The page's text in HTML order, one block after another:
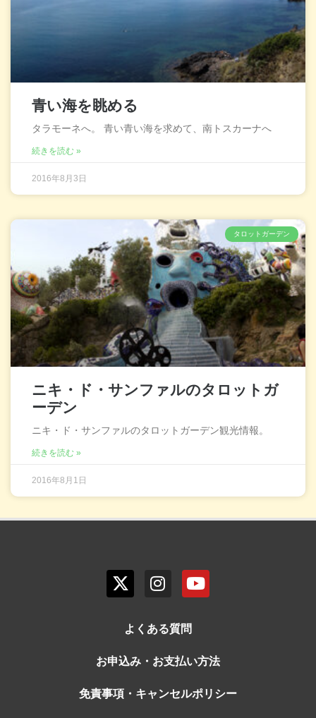
青い海を眺める
タラモーネへ。 青い青い海を求めて、南トスカーナへ
続きを読む »
2016年8月3日
タロットガーデン
ニキ・ド・サンファルのタロットガ
ーデン
ニキ・ド・サンファルのタロットガーデン観光情報。
続きを読む »
2016年8月1日
よくある質問
お申込み・お支払い方法
免責事項・キャンセルポリシー